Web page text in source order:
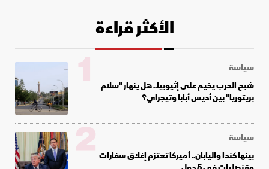
الأكثر قراءة
سياسة
شبح الحرب يخيم على إثيوبيا.. هل ينهار "سلام
بريتوريا" بين أديس أبابا وتيجراي؟
1
سياسة
بينها كندا واليابان.. أميركا تعتزم إغلاق سفارات2